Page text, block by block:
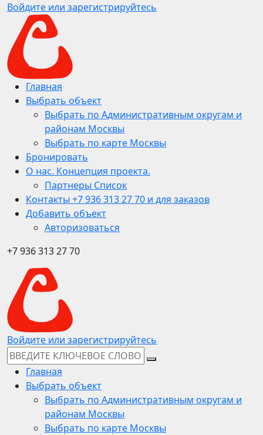
Войдите или зарегистрируйтесь
Главная
Выбрать объект
Выбрать по Административным округам и
районам Москвы
Выбрать по карте Москвы
Бронировать
О нас. Концепция проекта.
Партнеры Список
Контакты +7 936 313 27 70 и для заказов
Добавить объект
Авторизоваться
+7 936 313 27 70
Войдите или зарегистрируйтесь
Главная
Выбрать объект
Выбрать по Административным округам и
районам Москвы
Выбрать по карте Москвы